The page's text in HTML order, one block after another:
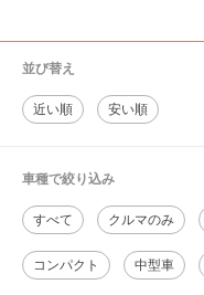
並び替え
近い順 安い順
車種で絞り込み
すべて クルマのみ
コンパクト 中型車